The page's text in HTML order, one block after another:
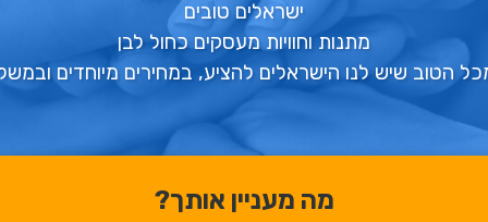
ישראלים טובים
מתנות וחוויות מעסקים כחול לבן
הטוב שיש לנו הישראלים להציע, במחירים מיוחדים
מה מעניין אותך?